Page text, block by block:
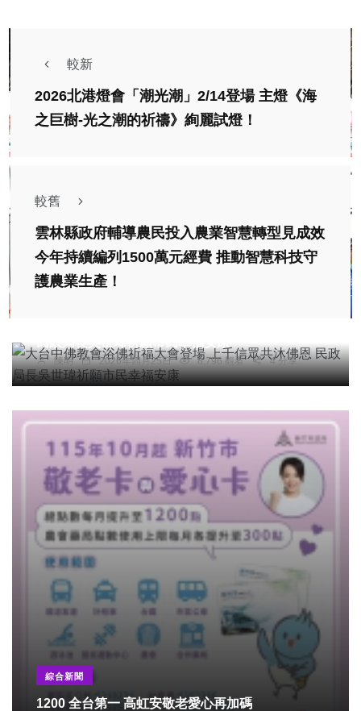
較新
2026北港燈會「潮光潮」2/14登場 主燈《海
之巨樹-光之潮的祈禱》絢麗試燈！
較舊
雲林縣政府輔導農民投入農業智慧轉型見成效
今年持續編列1500萬元經費 推動智慧科技守
護農業生產！
陳明 2026年四月25日 8,796 觀看 4 分享
綜合新聞
1200 全台第一 高虹安敬老愛心再加碼